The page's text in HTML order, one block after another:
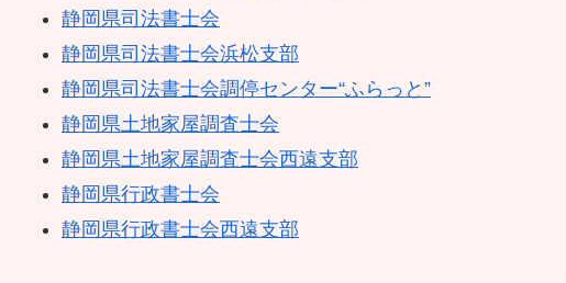
静岡県司法書士会
静岡県司法書士会浜松支部
静岡県司法書士会調停センター“ふらっと”
静岡県土地家屋調査士会
静岡県土地家屋調査士会西遠支部
静岡県行政書士会
静岡県行政書士会西遠支部